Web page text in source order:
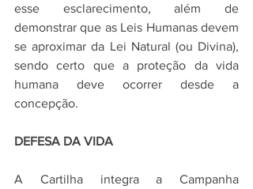
esse esclarecimento, além de
demonstrar que as Leis Humanas devem
se aproximar da Lei Natural (ou Divina),
sendo certo que a proteção da vida
humana deve ocorrer desde a
concepção.
DEFESA DA VIDA
A Cartilha integra a Campanha